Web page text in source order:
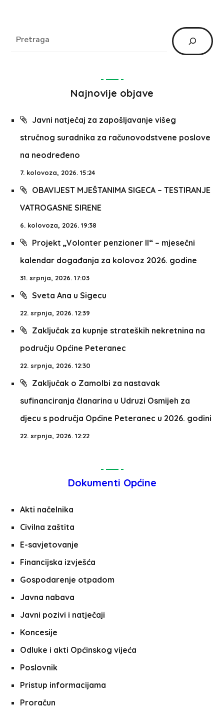
Najnovije objave
Javni natječaj za zapošljavanje višeg
stručnog suradnika za računovodstvene poslove
na neodređeno
7. kolovoza, 2026. 15:24
OBAVIJEST MJEŠTANIMA SIGECA – TESTIRANJE
VATROGASNE SIRENE
6. kolovoza, 2026. 19:38
Projekt „Volonter penzioner II“ – mjesečni
kalendar događanja za kolovoz 2026. godine
31. srpnja, 2026. 17:03
Sveta Ana u Sigecu
22. srpnja, 2026. 12:39
Zaključak za kupnje strateških nekretnina na
području Općine Peteranec
22. srpnja, 2026. 12:30
Zaključak o Zamolbi za nastavak
sufinanciranja članarina u Udruzi Osmijeh za
djecu s područja Općine Peteranec u 2026. godini
22. srpnja, 2026. 12:22
Dokumenti Općine
Akti načelnika
Civilna zaštita
E-savjetovanje
Financijska izvješća
Gospodarenje otpadom
Javna nabava
Javni pozivi i natječaji
Koncesije
Odluke i akti Općinskog vijeća
Poslovnik
Pristup informacijama
Proračun